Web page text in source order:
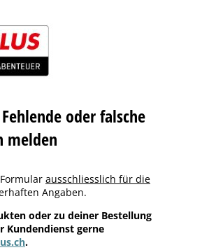
oder falsche
melden
ausschliesslich für die
Angaben.
oder zu deiner Bestellung
Kundendienst gerne
.